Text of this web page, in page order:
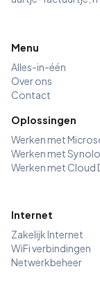
Menu
Alles-in-één
Over ons
Contact
Oplossingen
Werken met
Werken met
Werken met Cloud
Internet
Zakelijk Internet
WiFi verbindingen
Netwerkbeheer